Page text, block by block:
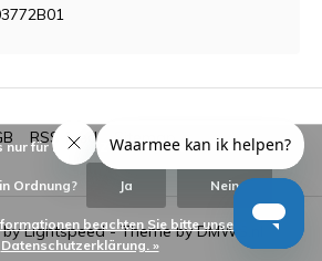
byLightspeed- Theme byDMWS.nl
RSS feed Sitemap
nur für interne Zwecke um den Webshop zu
Ordnung? Ja Nein
beachten Sie bitte unsere
Datenschutzerklärung. »